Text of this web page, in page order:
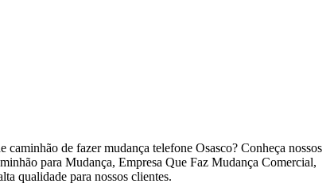
caminhão de fazer mudança telefone Osasco? Conheça nossos
para Mudança, Empresa Que Faz Mudança Comercial,
qualidade para nossos clientes.